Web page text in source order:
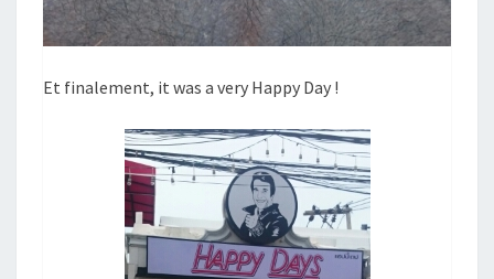
Et finalement, it was a very Happy Day !